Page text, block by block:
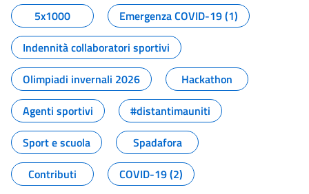
5x1000
Emergenza COVID-19 (1)
Indennità collaboratori sportivi
Olimpiadi invernali 2026
Hackathon
Agenti sportivi
#distantimauniti
Sport e scuola
Spadafora
Contributi
COVID-19 (2)